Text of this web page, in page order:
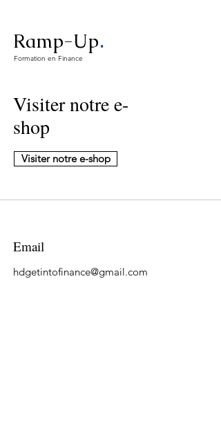
Ramp-Up.
Formation en Finance
Visiter notre e-
shop
Visiter notre e-shop
Email
hdgetintofinance@gmail.com